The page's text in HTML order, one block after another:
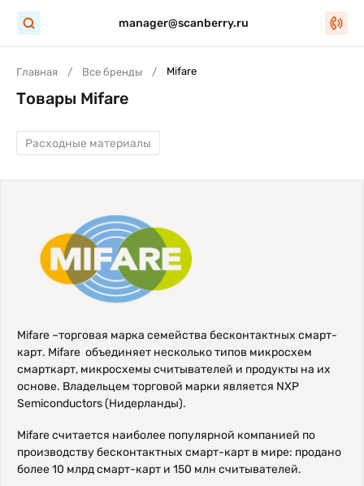
manager@scanberry.ru
Главная Все бренды Mifare
Товары Mifare
Расходные материалы
Mifare –торговая марка семейства бесконтактных смарт-
карт. Mifare объединяет несколько типов микросхем
смарткарт, микросхемы считывателей и продукты на их
основе. Владельцем торговой марки является NXP
Semiconductors (Нидерланды).
Mifare считается наиболее популярной компанией по
производству бесконтактных смарт-карт в мире: продано
более 10 млрд смарт-карт и 150 млн считывателей.